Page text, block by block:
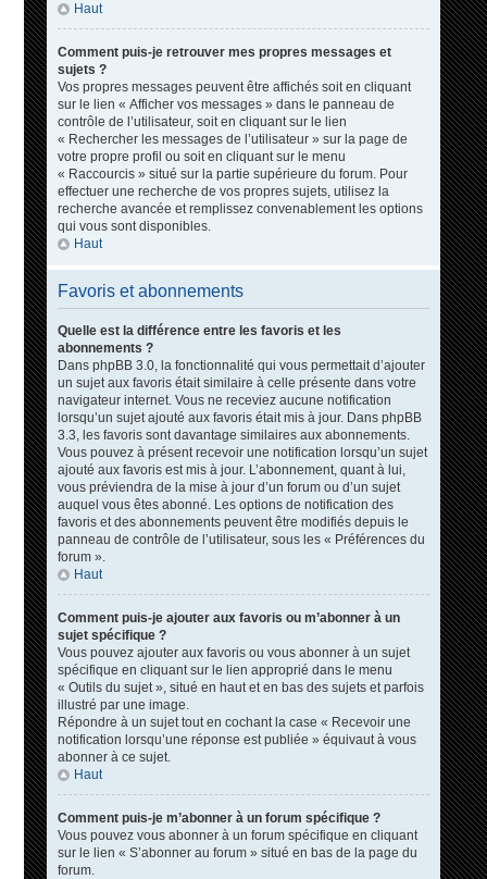
Haut
Comment puis-je retrouver mes propres messages et
sujets ?
Vos propres messages peuvent être affichés soit en cliquant
sur le lien « Afficher vos messages » dans le panneau de
contrôle de l’utilisateur, soit en cliquant sur le lien
« Rechercher les messages de l’utilisateur » sur la page de
votre propre profil ou soit en cliquant sur le menu
« Raccourcis » situé sur la partie supérieure du forum. Pour
effectuer une recherche de vos propres sujets, utilisez la
recherche avancée et remplissez convenablement les options
qui vous sont disponibles.
Haut
Favoris et abonnements
Quelle est la différence entre les favoris et les
abonnements ?
Dans phpBB 3.0, la fonctionnalité qui vous permettait d’ajouter
un sujet aux favoris était similaire à celle présente dans votre
navigateur internet. Vous ne receviez aucune notification
lorsqu’un sujet ajouté aux favoris était mis à jour. Dans phpBB
3.3, les favoris sont davantage similaires aux abonnements.
Vous pouvez à présent recevoir une notification lorsqu’un sujet
ajouté aux favoris est mis à jour. L’abonnement, quant à lui,
vous préviendra de la mise à jour d’un forum ou d’un sujet
auquel vous êtes abonné. Les options de notification des
favoris et des abonnements peuvent être modifiés depuis le
panneau de contrôle de l’utilisateur, sous les « Préférences du
forum ».
Haut
Comment puis-je ajouter aux favoris ou m’abonner à un
sujet spécifique ?
Vous pouvez ajouter aux favoris ou vous abonner à un sujet
spécifique en cliquant sur le lien approprié dans le menu
« Outils du sujet », situé en haut et en bas des sujets et parfois
illustré par une image.
Répondre à un sujet tout en cochant la case « Recevoir une
notification lorsqu’une réponse est publiée » équivaut à vous
abonner à ce sujet.
Haut
Comment puis-je m’abonner à un forum spécifique ?
Vous pouvez vous abonner à un forum spécifique en cliquant
sur le lien « S’abonner au forum » situé en bas de la page du
forum.